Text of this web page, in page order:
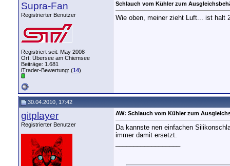
Supra-Fan
Registrierter Benutzer
Registriert seit: May 2008
Ort: Übersee am Chiemsee
Beiträge: 1.681
iTrader-Bewertung: (14)
Schlauch vom Kühler zum
Wie oben, meiner zieht Luft... ist halt
30.04.2010, 17:42
gitplayer
Registrierter Benutzer
AW: Schlauch vom Kühler zum
Da kannste nen einfachen
immer damit ersetzt.